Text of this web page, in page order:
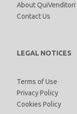
About QuiVenditori
Contact Us
LEGAL NOTICES
Terms of Use
Privacy Policy
Cookies Policy